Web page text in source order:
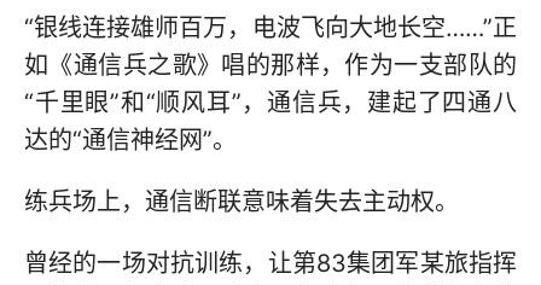
“银线连接雄师百万，电波飞向大地长空……”正
如《通信兵之歌》唱的那样，作为一支部队的
“千里眼”和“顺风耳”，通信兵，建起了四通八
达的“通信神经网”。
练兵场上，通信断联意味着失去主动权。
曾经的一场对抗训练，让第83集团军某旅指挥